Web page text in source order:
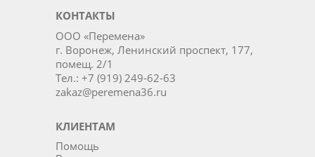
КОНТАКТЫ
ООО «Перемена»
г. Воронеж, Ленинский проспект, 177,
помещ. 2/1
Тел.: +7 (919) 249-62-63
zakaz@peremena36.ru
КЛИЕНТАМ
Помощь